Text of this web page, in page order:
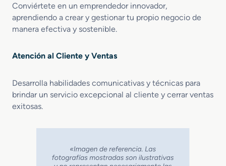
Conviértete en un emprendedor innovador,
aprendiendo a crear y gestionar tu propio negocio de
manera efectiva y sostenible.
Atención al Cliente y Ventas
Desarrolla habilidades comunicativas y técnicas para
brindar un servicio excepcional al cliente y cerrar ventas
exitosas.